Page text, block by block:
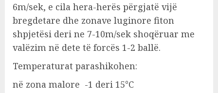
6m/sek, e cila hera-herës përgjatë vijë
bregdetare dhe zonave luginore fiton
shpjetësi deri ne 7-10m/sek shoqëruar me
valëzim në dete të forcës 1-2 ballë.
Temperaturat parashikohen:
në zona malore -1 deri 15°C